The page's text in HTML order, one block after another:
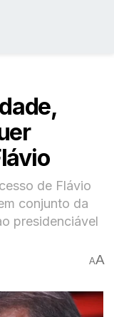
de Flávio
conjunto da
presidenciável
AA